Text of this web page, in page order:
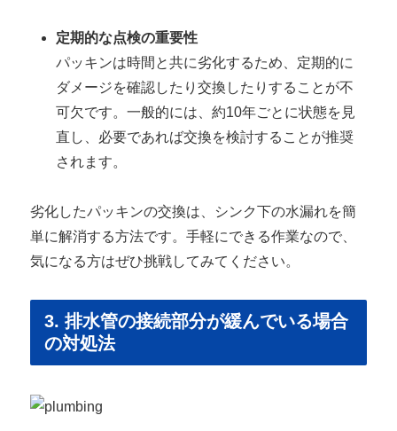
定期的な点検の重要性
パッキンは時間と共に劣化するため、定期的に
ダメージを確認したり交換したりすることが不
可欠です。一般的には、約10年ごとに状態を見
直し、必要であれば交換を検討することが推奨
されます。
劣化したパッキンの交換は、シンク下の水漏れを簡
単に解消する方法です。手軽にできる作業なので、
気になる方はぜひ挑戦してみてください。
3. 排水管の接続部分が緩んでいる場合
の対処法